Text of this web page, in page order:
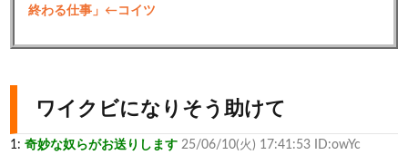
終わる仕事」←コイツ
ワイクビになりそう助けて
1: 奇妙な奴らがお送りします 25/06/10(火) 17:41:53 ID:owYc